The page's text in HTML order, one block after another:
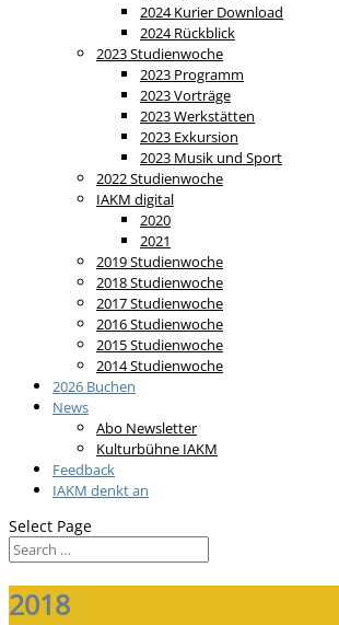
2024 Kurier Download
2024 Rückblick
2023 Studienwoche
2023 Programm
2023 Vorträge
2023 Werkstätten
2023 Exkursion
2023 Musik und Sport
2022 Studienwoche
IAKM digital
2020
2021
2019 Studienwoche
2018 Studienwoche
2017 Studienwoche
2016 Studienwoche
2015 Studienwoche
2014 Studienwoche
2026 Buchen
News
Abo Newsletter
Kulturbühne IAKM
Feedback
IAKM denkt an
Select Page
2018